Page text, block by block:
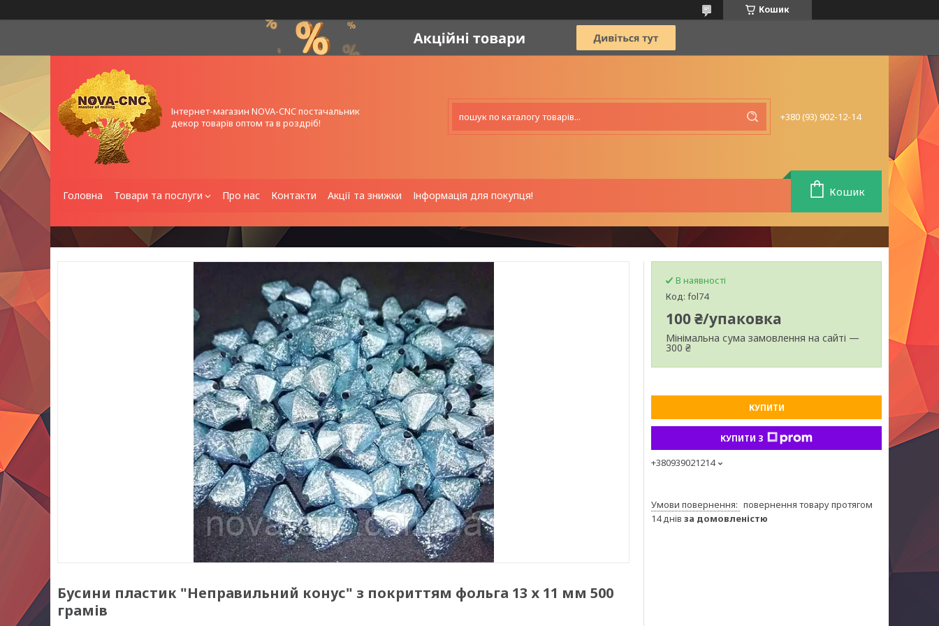
Кошик
Інтернет-магазин NOVA-CNC постачальник
декор товарів оптом та в роздріб!
+380 (93) 902-12-14
Головна Товари та послуги Про нас Контакти Акції та знижки Інформація для покупця! Кошик
Бусини пластик "Неправильний конус" з покриттям фольга 13 х 11 мм 500
грамів
В наявності
Код: fol74
100 ₴/упаковка
Мінімальна сума замовлення на сайті —
300 ₴
КУПИТИ
КУПИТИ З
+380939021214
повернення товару протягом
14 днів за домовленістю